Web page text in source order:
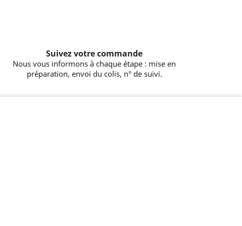
Suivez votre commande
Nous vous informons à chaque étape : mise en
préparation, envoi du colis, n° de suivi.